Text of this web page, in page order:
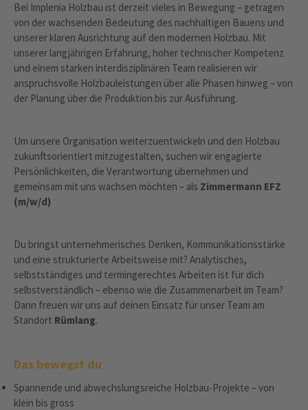
Bei Implenia Holzbau ist derzeit vieles in Bewegung – getragen
von der wachsenden Bedeutung des nachhaltigen Bauens und
unserer klaren Ausrichtung auf den modernen Holzbau. Mit
unserer langjährigen Erfahrung, hoher technischer Kompetenz
und einem starken interdisziplinären Team realisieren wir
anspruchsvolle Holzbauleistungen über alle Phasen hinweg – von
der Planung über die Produktion bis zur Ausführung.
Um unsere Organisation weiterzuentwickeln und den Holzbau
zukunftsorientiert mitzugestalten, suchen wir engagierte
Persönlichkeiten, die Verantwortung übernehmen und
gemeinsam mit uns wachsen möchten – als Zimmermann EFZ
(m/w/d)
Du bringst unternehmerisches Denken, Kommunikationsstärke
und eine strukturierte Arbeitsweise mit? Analytisches,
selbstständiges und termingerechtes Arbeiten ist für dich
selbstverständlich – ebenso wie die Zusammenarbeit im Team?
Dann freuen wir uns auf deinen Einsatz für unser Team am
Standort Rümlang.
Das bewegst du
Spannende und abwechslungsreiche Holzbau-Projekte – von
klein bis gross